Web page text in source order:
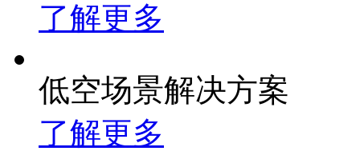
了解更多
低空场景解决方案
了解更多